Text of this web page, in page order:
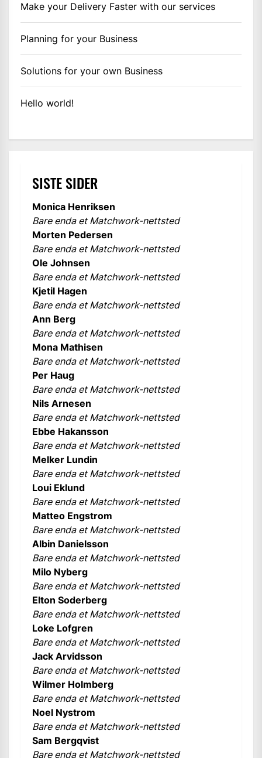
Make your Delivery Faster with our services
Planning for your Business
Solutions for your own Business
Hello world!
SISTE SIDER
Monica Henriksen
Bare enda et Matchwork-nettsted
Morten Pedersen
Bare enda et Matchwork-nettsted
Ole Johnsen
Bare enda et Matchwork-nettsted
Kjetil Hagen
Bare enda et Matchwork-nettsted
Ann Berg
Bare enda et Matchwork-nettsted
Mona Mathisen
Bare enda et Matchwork-nettsted
Per Haug
Bare enda et Matchwork-nettsted
Nils Arnesen
Bare enda et Matchwork-nettsted
Ebbe Hakansson
Bare enda et Matchwork-nettsted
Melker Lundin
Bare enda et Matchwork-nettsted
Loui Eklund
Bare enda et Matchwork-nettsted
Matteo Engstrom
Bare enda et Matchwork-nettsted
Albin Danielsson
Bare enda et Matchwork-nettsted
Milo Nyberg
Bare enda et Matchwork-nettsted
Elton Soderberg
Bare enda et Matchwork-nettsted
Loke Lofgren
Bare enda et Matchwork-nettsted
Jack Arvidsson
Bare enda et Matchwork-nettsted
Wilmer Holmberg
Bare enda et Matchwork-nettsted
Noel Nystrom
Bare enda et Matchwork-nettsted
Sam Bergqvist
Bare enda et Matchwork-nettsted